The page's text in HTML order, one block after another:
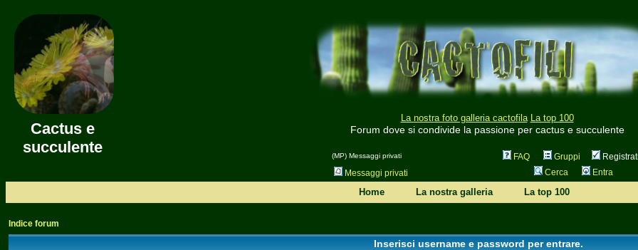
Cactus e
succulente
La nostra foto galleria cactofila La top 100
Forum dove si condivide la passione per cactus e succulente
(MP) Messaggi privati FAQ Gruppi
Messaggi privati
Cerca Entra
Home La nostra galleria La top 100
Indice forum
Inserisci username e password per entrare.